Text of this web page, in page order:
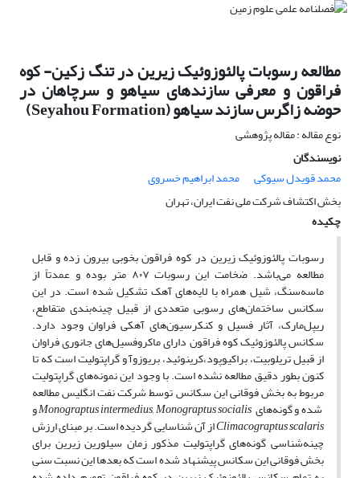
مطالعه رسوبات پالئوزوئیک زیرین در تنگ زکین- کوه
فراقون و معرفی سازندهای سیاهو و سرچاهان در
حوضه زاگرس سازند سیاهو (Seyahou Formation)
نوع مقاله : مقاله پژوهشی
نویسندگان
محمد قویدل سیوکی
محمد ابراهیم خسروی
بخش اکتشاف شرکت ملی نفت ایران، تهران
چکیده
رسوبات پالئوزوئیک زیرین در کوه فراقون بخوبی بیرون زده و قابل
مطالعه می‌باشد. ضخامت این رسوبات ۸۰۷ متر بوده و عمدتاً از
ماسه‌سنگ، شیل همراه با لایه‌های آهک تشکیل شده است. در این
سکانس ساختمان‌های رسوبی متعددی از قبیل چینهبندی متقاطع،
ریپلمارک، آثار فسیل و کنکرسیونهای آهکی فراوان وجود دارد.
سکانس پالئوزوئیک کوه فراقون دارای ماکروفسیلهای جانوری فراوان
از قبیل تریلوبیت، براکیوپود،کرینوئید، بریوزوآ و گراپتولیت است که تا
کنون بطور دقیق مطالعه نشده است. با وجود این نمونه‌های گراپتولیت
مربوط به بخش فوقانی این سکانس توسط شرکت نفت انگلیس مطالعه
شده و گونه‌هایMonograptus intermedius, Monograptus socialisو
Climacograptus scalarisاز آن شناسایی گردیده است. بر مبنای ارزش
چینهشناسی گونه‌های گراپتولیت مذکور زمان سیلورین زیرین برای
بخش فوقانی این سکانس پیشنهاد شده است که بعدها این نسبت سنی